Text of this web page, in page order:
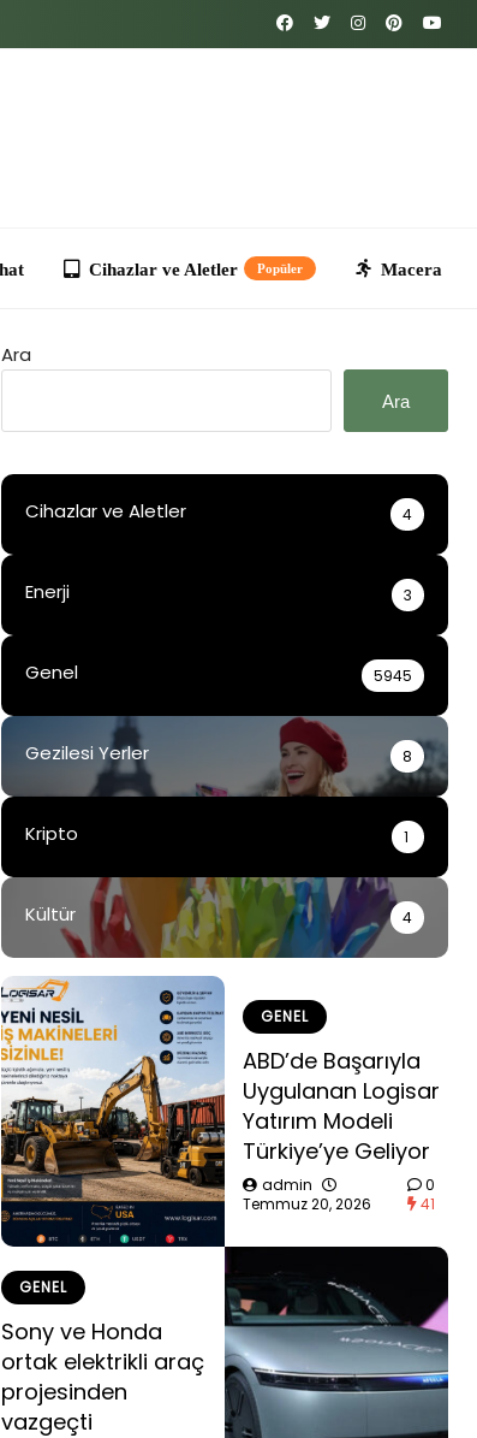
Ara
Ara
Cihazlar ve Aletler 4
Enerji 3
Genel 5945
Gezilesi Yerler 8
Kripto 1
Kültür 4
GENEL
ABD’de Başarıyla
Uygulanan Logisar
Yatırım Modeli
Türkiye’ye Geliyor
admin
Temmuz 20, 2026
0
41
GENEL
Sony ve Honda
ortak elektrikli araç
projesinden
vazgeçti